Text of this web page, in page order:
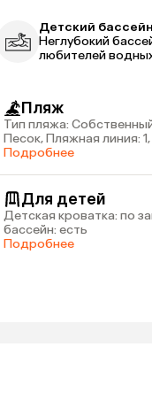
Детский бассейн
Неглубокий
любителей
Пляж
Тип пляжа:
Песок, Пляжная линия:
пляжа: 20 м
Подробнее
Для детей
Детская кроватка: по
бассейн: есть
Подробнее